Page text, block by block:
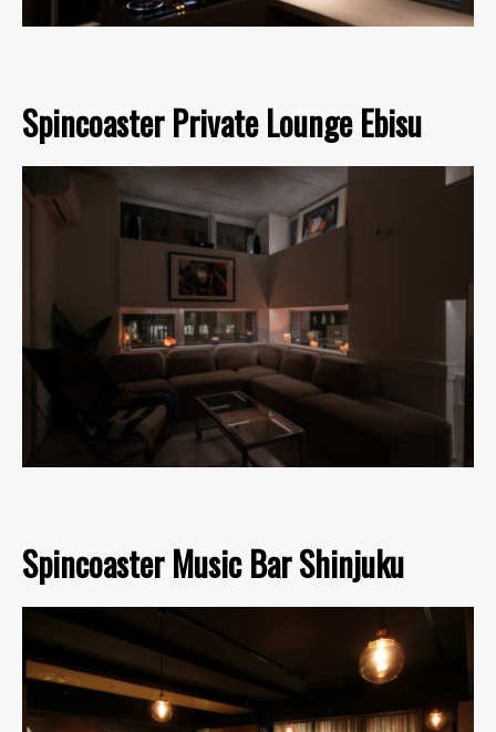
Spincoaster Private Lounge Ebisu
Spincoaster Music Bar Shinjuku